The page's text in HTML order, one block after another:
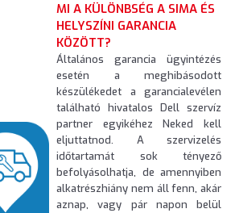
MI A KÜLÖNBSÉG A SIMA ÉS
HELYSZÍNI GARANCIA
KÖZÖTT?
Általános garancia ügyintézés
esetén a meghibásodott
készülékedet a garancialevélen
található hivatalos Dell szervíz
partner egyikéhez Neked kell
eljuttatnod. A szervizelés
időtartamát sok tényező
befolyásolhatja, de amennyiben
alkatrészhiány nem áll fenn, akár
aznap, vagy pár napon belül